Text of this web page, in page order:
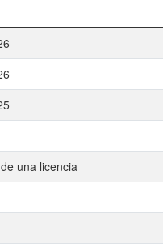
una licencia